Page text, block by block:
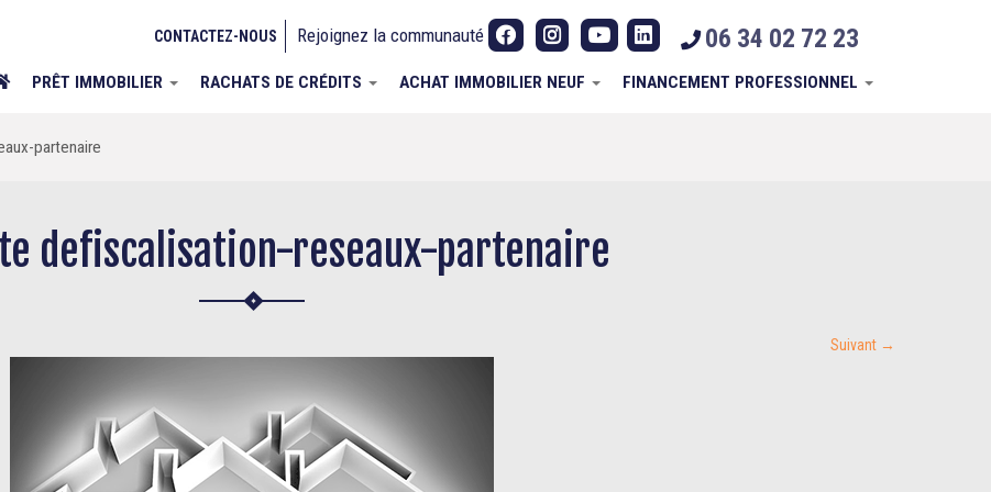
06 34 02 72 23
CONTACTEZ-NOUS Rejoignez la communauté
PRÊT IMMOBILIER RACHATS DE CRÉDITS ACHAT IMMOBILIER NEUF FINANCEMENT PROFESSIONNEL
partenaire
defiscalisation-reseaux-partenaire
Suivant →